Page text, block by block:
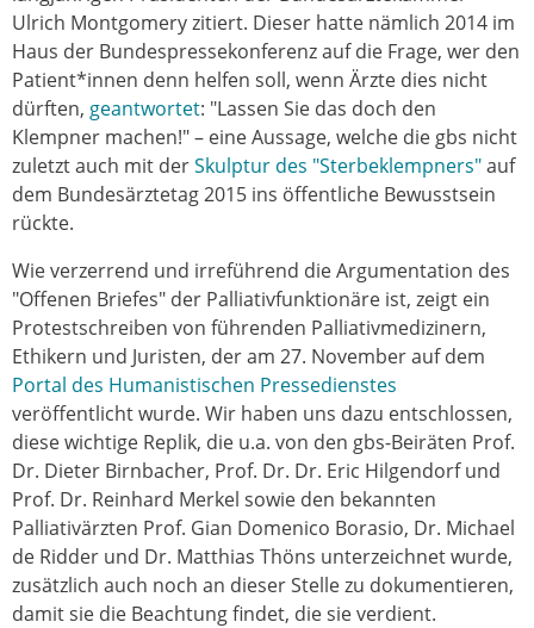
Ulrich Montgomery zitiert. Dieser hatte nämlich 2014 im
Haus der Bundespressekonferenz auf die Frage, wer den
Patient*innen denn helfen soll, wenn Ärzte dies nicht
dürften, geantwortet: "Lassen Sie das doch den
Klempner machen!" – eine Aussage, welche die gbs nicht
zuletzt auch mit derSkulptur des "Sterbeklempners"auf
dem Bundesärztetag 2015 ins öffentliche Bewusstsein
rückte.
Wie verzerrend und irreführend die Argumentation des
"Offenen Briefes" der Palliativfunktionäre ist, zeigt ein
Protestschreiben von führenden Palliativmedizinern,
Ethikern und Juristen, der am 27. November auf dem
Portal des Humanistischen Pressedienstes
veröffentlicht wurde. Wir haben uns dazu entschlossen,
diese wichtige Replik, die u.a. von den gbs-Beiräten Prof.
Dr. Dieter Birnbacher, Prof. Dr. Dr. Eric Hilgendorf und
Prof. Dr. Reinhard Merkel sowie den bekannten
Palliativärzten Prof. Gian Domenico Borasio, Dr. Michael
de Ridder und Dr. Matthias Thöns unterzeichnet wurde,
zusätzlich auch noch an dieser Stelle zu dokumentieren,
damit sie die Beachtung findet, die sie verdient.